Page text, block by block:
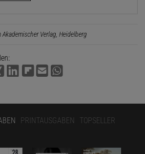
Verlag, Heidelberg
PRINTAUSGABEN TOPSELLER